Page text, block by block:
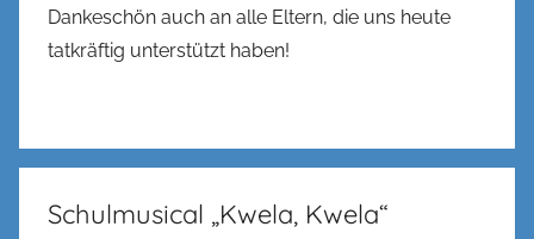
Dankeschön auch an alle Eltern, die uns heute
tatkräftig unterstützt haben!
Schulmusical „Kwela, Kwela“